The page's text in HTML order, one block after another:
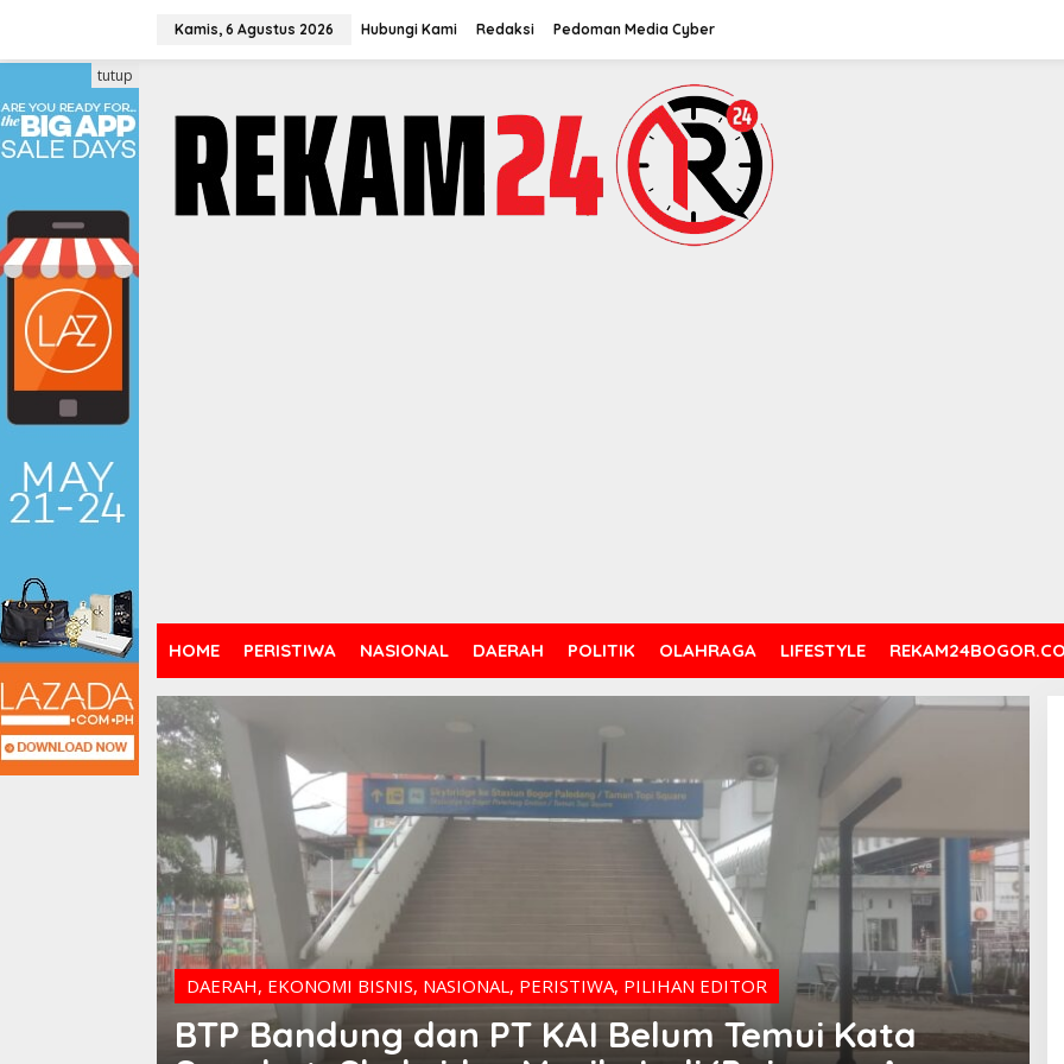
konten
Kamis, 6 Agustus 2026 Hubungi Kami Redaksi Pedoman Media Cyber
HOME PERISTIWA NASIONAL DAERAH POLITIK OLAHRAGA LIFESTYLE
tutup
DAERAH, EKONOMI BISNIS, NASIONAL, PERISTIWA, PILIHAN EDITOR
BTP Bandung dan PT KAI Belum Temui Kata